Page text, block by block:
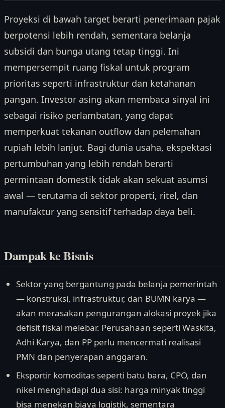
Proyeksi di bawah target berarti penerimaan pajak
berpotensi lebih rendah, sementara belanja
subsidi dan bunga utang tetap tinggi. Ini
mempersempit ruang fiskal untuk program
prioritas seperti infrastruktur dan ketahanan
pangan. Investor asing akan membaca sinyal ini
sebagai risiko perlambatan, yang dapat
memperkuat tekanan outflow dan pelemahan
rupiah lebih lanjut. Bagi dunia usaha, ekspektasi
pertumbuhan yang lebih rendah berarti
permintaan domestik tidak akan sekuat asumsi
awal — terutama di sektor properti, ritel, dan
manufaktur yang sensitif terhadap daya beli.
Dampak ke Bisnis
Sektor yang bergantung pada belanja pemerintah
— konstruksi, infrastruktur, dan BUMN karya —
akan merasakan pengurangan alokasi proyek jika
defisit fiskal melebar. Perusahaan seperti Waskita,
Adhi Karya, dan PP perlu mencermati realisasi
PMN dan penyerapan anggaran.
Eksportir komoditas seperti batu bara, CPO, dan
nikel menghadapi dua sisi: harga minyak tinggi
bisa menekan biaya logistik, sementara